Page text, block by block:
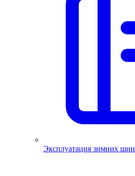
Эксплуатация зимних шин